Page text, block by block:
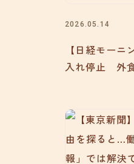
2026.05.14
【日経モー
入れ停止 外